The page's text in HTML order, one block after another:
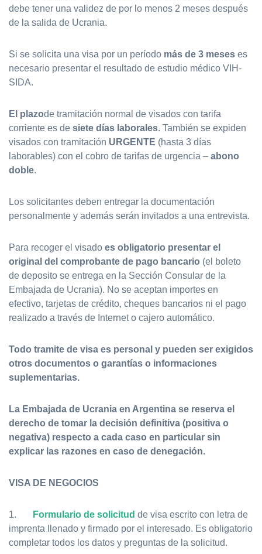
debe tener una validez de por lo menos 2 meses después
de la salida de Ucrania.
Si se solicita una visa por un período más de 3 meses es
necesario presentar el resultado de estudio médico VIH-
SIDA.
El plazode tramitación normal de visados con tarifa
corriente es de siete días laborales. También se expiden
visados con tramitación URGENTE (hasta 3 días
laborables) con el cobro de tarifas de urgencia – abono
doble.
Los solicitantes deben entregar la documentación
personalmente y además serán invitados a una entrevista.
Para recoger el visado es obligatorio presentar el
original del comprobante de pago bancario (el boleto
de deposito se entrega en la Sección Consular de la
Embajada de Ucrania). No se aceptan importes en
efectivo, tarjetas de crédito, cheques bancarios ni el pago
realizado a través de Internet o cajero automático.
Todo tramite de visa es personal y pueden ser exigidos
otros documentos o garantías o informaciones
suplementarias.
La Embajada de Ucrania en Argentina se reserva el
derecho de tomar la decisión definitiva (positiva o
negativa) respecto a cada caso en particular sin
explicar las razones en caso de denegación.
VISA DE NEGOCIOS
1. Formulario de solicitud de visa escrito con letra de
imprenta llenado y firmado por el interesado. Es obligatorio
completar todos los datos y preguntas de la solicitud.